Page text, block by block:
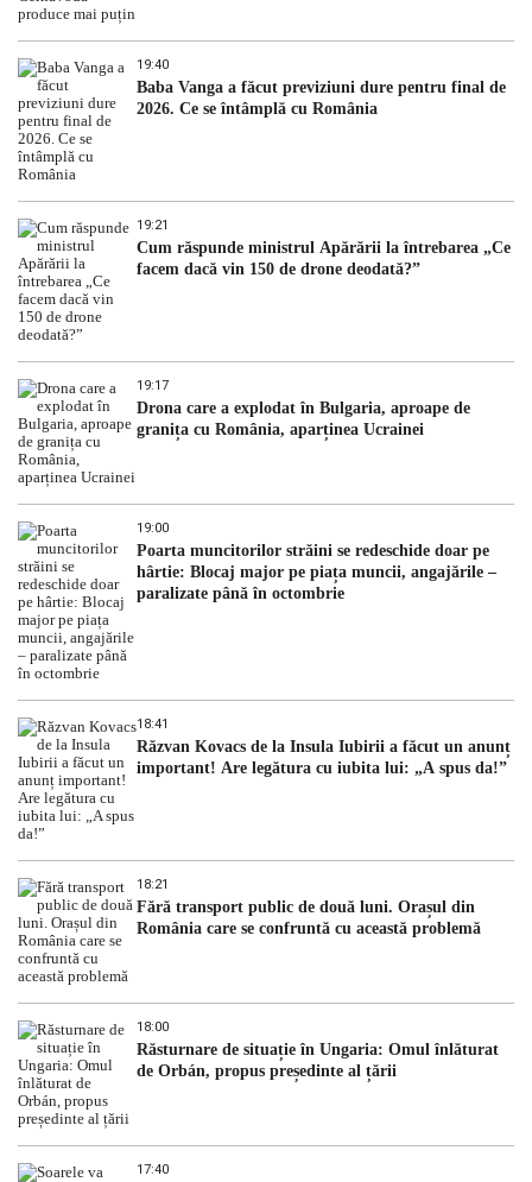
19:40
Baba Vanga a făcut previziuni dure pentru final de
2026. Ce se întâmplă cu România
19:21
Cum răspunde ministrul Apărării la întrebarea „Ce
facem dacă vin 150 de drone deodată?”
19:17
Drona care a explodat în Bulgaria, aproape de
granița cu România, aparținea Ucrainei
19:00
Poarta muncitorilor străini se redeschide doar pe
hârtie: Blocaj major pe piața muncii, angajările –
paralizate până în octombrie
18:41
Răzvan Kovacs de la Insula Iubirii a făcut un anunț
important! Are legătura cu iubita lui: „A spus da!”
18:21
Fără transport public de două luni. Orașul din
România care se confruntă cu această problemă
18:00
Răsturnare de situație în Ungaria: Omul înlăturat
de Orbán, propus președinte al țării
17:40